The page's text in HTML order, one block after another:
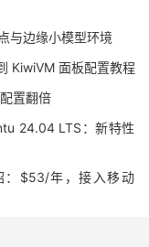
与边缘小模型环境
KiwiVM 面板配置教程
置翻倍
24.04 LTS：新特性
：$53/年，接入移动